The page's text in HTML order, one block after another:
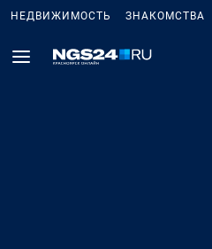
НЕДВИЖИМОСТЬ ЗНАКОМСТВА